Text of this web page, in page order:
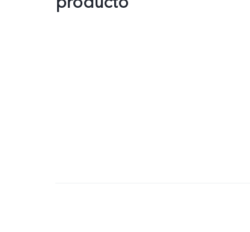
X300 Pro nuevo